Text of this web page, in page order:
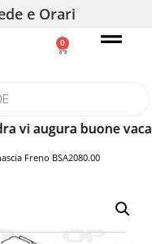
e Orari
0
augura buone
Freno BSA2080.00